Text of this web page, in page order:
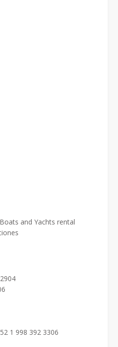
and Yachts rental
1 998 392 3306